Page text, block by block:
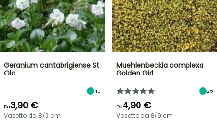
Geranium cantabrigiense St
Ola
40
Da3,90 €
Vasetto da 8/9 cm
Muehlenbeckia complexa
Golden Girl
25
Da4,90 €
Vasetto da 8/9 cm